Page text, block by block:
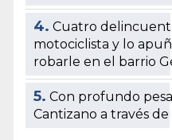
4. Cuatro
motociclista y lo
robarle en el barrio
5. Con profundo
Cantizano a través de